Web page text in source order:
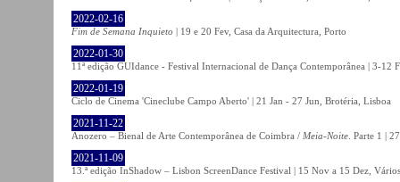
2022-02-16
Fim de Semana Inquieto | 19 e 20 Fev, Casa da Arquitectura, Porto
2022-01-30
11ª edição GUIdance - Festival Internacional de Dança Contemporânea | 3-12
2022-01-19
Ciclo de Cinema 'Cineclube Campo Aberto' | 21 Jan - 27 Jun, Brotéria, Lisboa
2021-11-22
Anozero – Bienal de Arte Contemporânea de Coimbra / Meia-Noite . Parte 1 |
2021-11-09
13.ª edição InShadow – Lisbon ScreenDance Festival | 15 Nov a 15 Dez,